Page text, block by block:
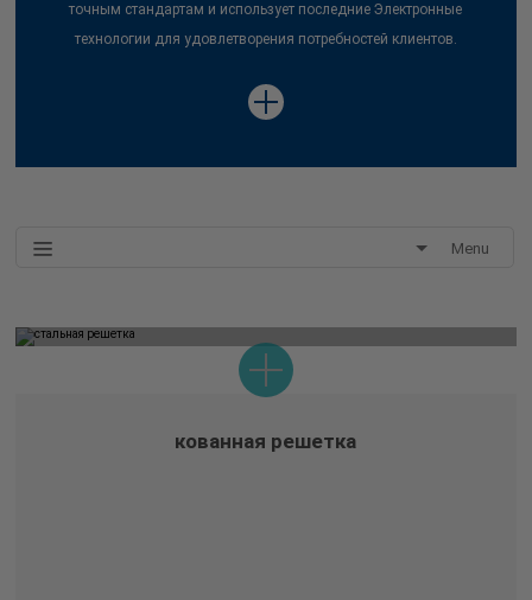
точным стандартам и использует последние Электронные
технологии для удовлетворения потребностей клиентов.
Menu
кованная решетка